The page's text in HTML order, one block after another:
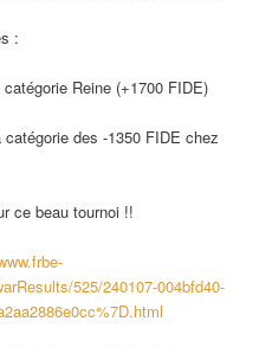
:
Reine (+1700 FIDE)
des -1350 FIDE chez
ce beau tournoi !!
525/240107-004bfd40-